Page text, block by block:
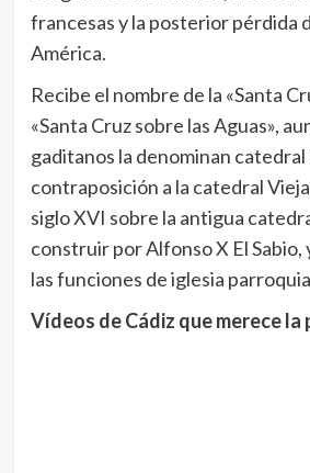
francesas y la posterior pérdida
América.
Recibe el nombre de la «Santa
«Santa Cruz sobre las Aguas»,
gaditanos la denominan catedral
contraposición a la catedral
siglo XVI sobre la antigua
construir por Alfonso X El Sabio,
las funciones de iglesia
Vídeos de Cádiz que merece la